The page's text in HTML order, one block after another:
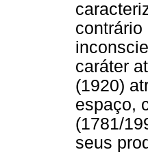
contrário
caráter
(1920)
espaço,
(1781/
seus